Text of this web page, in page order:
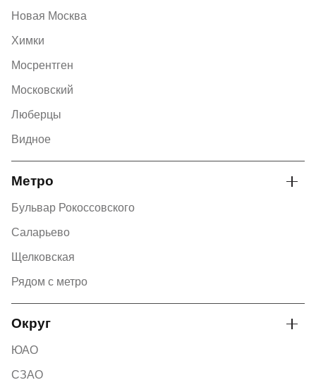
Новая Москва
Химки
Мосрентген
Московский
Люберцы
Видное
Метро
Бульвар Рокоссовского
Саларьево
Щелковская
Рядом с метро
Округ
ЮАО
СЗАО